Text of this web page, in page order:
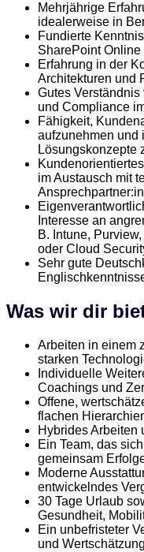
Mehrjährige
idealerweise in
Fundierte
SharePoint
Erfahrung in der
Architekturen und
Gutes Verständnis
und Compliance
Fähigkeit,
aufzunehmen und
Lösungskonzepte
im Austausch mit
Interesse an
B. Intune,
oder Cloud
Sehr gute
Was wir dir
Arbeiten in einem
starken
Individuelle
Coachings und
Offene,
flachen
Hybrides Arbeiten
Ein Team, das
gemeinsam
Moderne
entwickelndes
30 Tage Urlaub
Gesundheit,
Ein unbefristeter
und